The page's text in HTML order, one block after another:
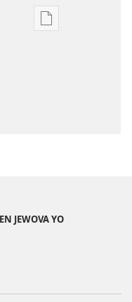
Opsyon
JEWOVA YO